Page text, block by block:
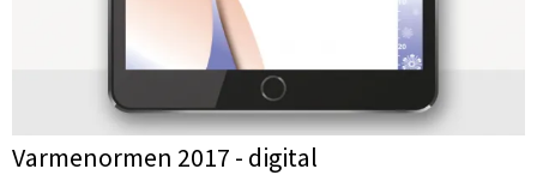
Varmenormen 2017 - digital